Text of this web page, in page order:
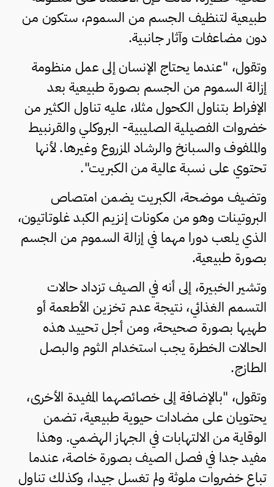
طبيعية لتنظيف الجسم من السموم، ستكون من
دون مضاعفات وآثار جانبية.
وتقول، "عندما يحتاج الإنسان إلى عمل منظومة
إزالة السموم من الجسم بصورة طبيعية بعد
الإفراط بتناول الكحول مثلا، عليه تناول الكثير من
خضروات الفصيلية الصليبية- البروكلي والقرنبيط
والملفوف والسبانخ والرشاد المزروع وغيرها. لأنها
تحتوي على نسبة عالية من الكبريت".
وتضيف موضحة، الكبريت يضمن امتصاص
البروتينات وهو من مكونات إنزيم الكبد غلوتاتيون،
الذي يلعب دورا مهما في إزالة السموم من الجسم
بصورة طبيعية.
وتشير الخبيرة، إلى أنه في الصيف تزداد حالات
التسمم الغذائي، نتيجة عدم تخزين الأطعمة أو
طهيها بصورة صحيحة، ومن أجل تحييد هذه
الحالات الخطرة يجب استخدام الثوم والبصل
الطازج.
وتقول، "بالإضافة إلى خصائصهما المفيدة الأخرى،
يحتويان على مضادات حيوية طبيعية، تضمن
الوقاية من الالتهابات في الجهاز الهضمي. وهذا
مفيد جدا في فصل الصيف بصورة خاصة، عندما
تباع خضروات ملوثة ولم تغسل جيدا، وكذلك تناول